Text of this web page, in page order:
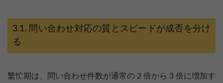
問い合わせ対応の質とスピードが成否を分け
る
繁忙期は、問い合わせ件数が通常の 2 倍から 3 倍に増加す